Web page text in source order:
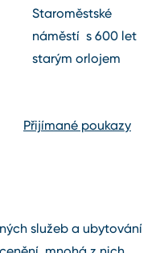
Staroměstské
náměstí s 600 let
starým orlojem
Přijímané poukazy
služeb a ubytování